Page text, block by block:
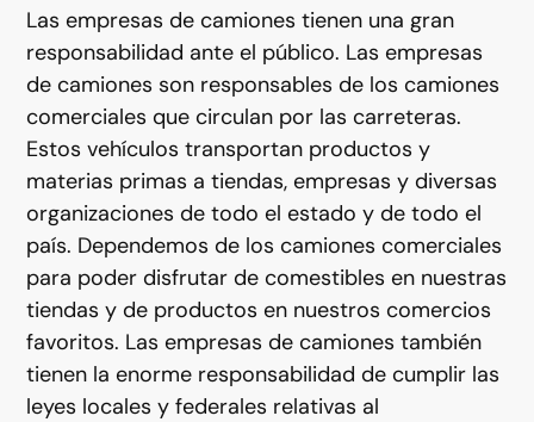
Las empresas de camiones tienen una gran
responsabilidad ante el público. Las empresas
de camiones son responsables de los camiones
comerciales que circulan por las carreteras.
Estos vehículos transportan productos y
materias primas a tiendas, empresas y diversas
organizaciones de todo el estado y de todo el
país. Dependemos de los camiones comerciales
para poder disfrutar de comestibles en nuestras
tiendas y de productos en nuestros comercios
favoritos. Las empresas de camiones también
tienen la enorme responsabilidad de cumplir las
leyes locales y federales relativas al